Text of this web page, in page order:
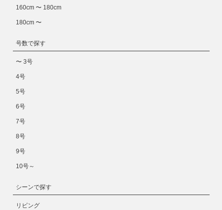
160cm 〜 180cm
180cm 〜
号数で探す
〜 3号
4号
5号
6号
7号
8号
9号
10号～
シーンで探す
リビング